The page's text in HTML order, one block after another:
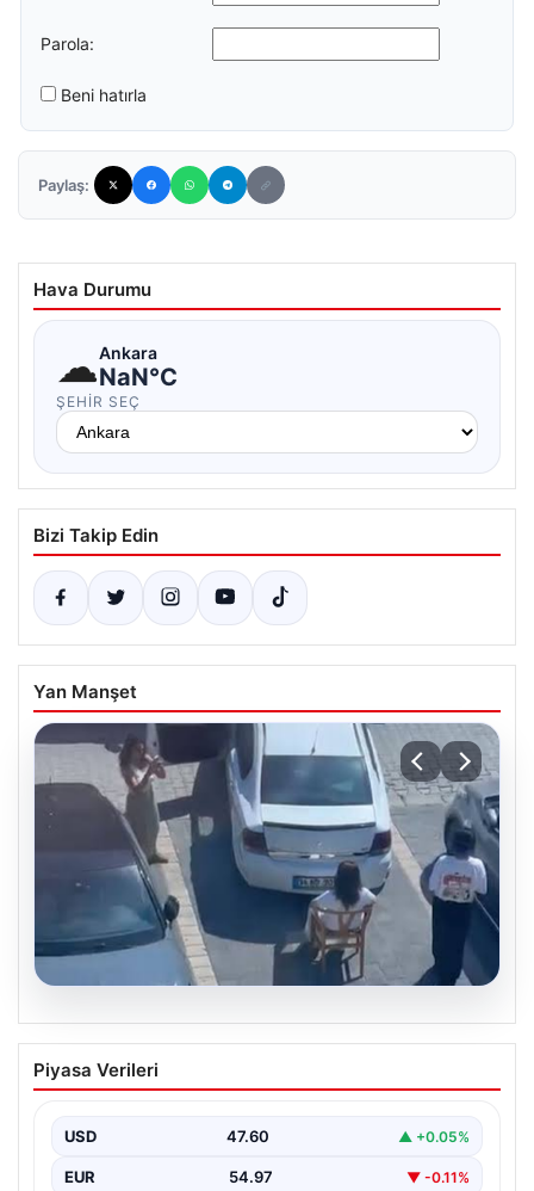
Parola:
Beni hatırla
Paylaş:
Hava Durumu
☁Ankara
NaN°C
ŞEHIR SEÇ
Bizi Takip Edin
Yan Manşet
05.08.2026
İlginç olay: Sandalye çekti, aracın park
etmesine izin vermedi
Otomobilin Park Etmesine Tepkili Çalışan Arasında
Gerginlik Yaşandı",…
Piyasa Verileri
USD 47.60 ▲ +0.05%
EUR 54.97 ▼ -0.11%